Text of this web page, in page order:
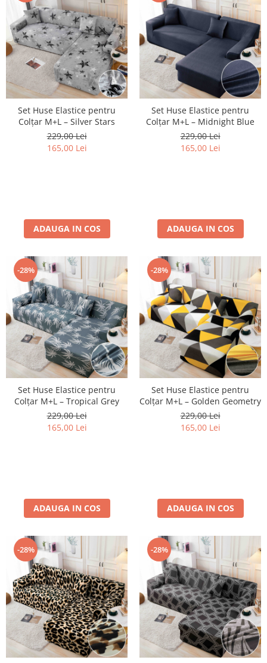
Set Huse Elastice pentru
Colțar M+L – Silver Stars
229,00 Lei
165,00 Lei
ADAUGA IN COS
Set Huse Elastice pentru
Colțar M+L – Midnight Blue
229,00 Lei
165,00 Lei
ADAUGA IN COS
-28%
Set Huse Elastice pentru
Colțar M+L – Tropical Grey
229,00 Lei
165,00 Lei
ADAUGA IN COS
-28%
Set Huse Elastice pentru
Colțar M+L – Golden Geometry
229,00 Lei
165,00 Lei
ADAUGA IN COS
-28% -28%